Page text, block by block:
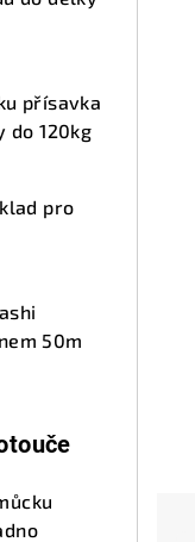
přísavka
do 120kg
pro
50m